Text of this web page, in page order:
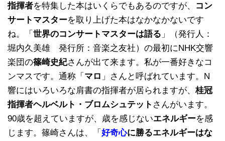
指揮者を特集した本はいくらでもあるのですが、
コン
サートマスターを取り上げた本はなかなかないです
ね。「 世界のコンサートマスターは語る 」（発行人：
堀内久美雄 発行所：音楽之友社）の最初にNHK交響
楽団の篠崎史紀さんが出て来ます。私が一番好きなコ
ンマスです。通称「 マロ 」さんと呼ばれています。N
響にはいろいろな肩書の指揮者が居られますが、 桂冠
指揮者ヘルベルト・ブロムシュテット さんがいます。
90歳を超えていますが、歳を感じないエネルギーを感
じます。篠崎さんは、「 好奇心に勝るエネルギーはな